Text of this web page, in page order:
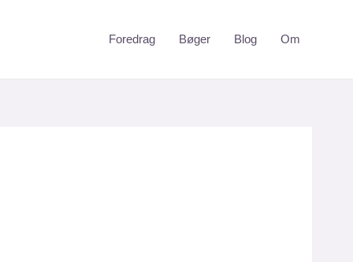
Foredrag Bøger Blog Om